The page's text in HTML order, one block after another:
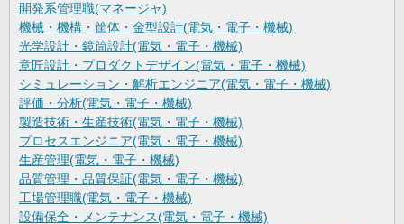
開発系管理職(マネージャ)
機械・機構・筐体・金型設計(電気・電子・機械)
光学設計・鏡筒設計(電気・電子・機械)
意匠設計・プロダクトデザイン(電気・電子・機械)
シミュレーション・解析エンジニア(電気・電子・機械)
評価・分析(電気・電子・機械)
製造技術・生産技術(電気・電子・機械)
プロセスエンジニア(電気・電子・機械)
生産管理(電気・電子・機械)
品質管理・品質保証(電気・電子・機械)
工場管理職(電気・電子・機械)
設備保全・メンテナンス(電気・電子・機械)